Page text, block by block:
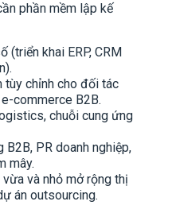
phần mềm lập kế
(triển khai ERP, CRM
tùy chỉnh cho đối tác
commerce B2B.
chuỗi cung ứng
B2B, PR doanh nghiệp,
mây.
và nhỏ mở rộng thị
án outsourcing.